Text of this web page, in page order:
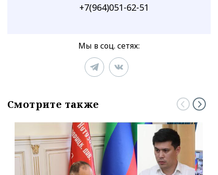
+7(964)051-62-51
Мы в соц. сетях:
Смотрите также